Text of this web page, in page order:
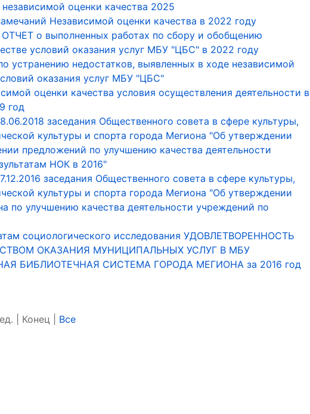
оценки качества 2025
Независимой оценки качества в 2022 году
о выполненных работах по сбору и обобщению
условий оказания услуг МБУ "ЦБС" в 2022 году
устранению недостатков, выявленных в ходе независимой
оказания услуг МБУ "ЦБС"
оценки качества условия осуществления деятельности в
год
заседания Общественного совета в сфере культуры,
культуры и спорта города Мегиона "Об утверждении
предложений по улучшению качества деятельности
НОК в 2016"
заседания Общественного совета в сфере культуры,
культуры и спорта города Мегиона "Об утверждении
по улучшению качества деятельности учреждений по
социологического исследования УДОВЛЕТВОРЕННОСТЬ
ОКАЗАНИЯ МУНИЦИПАЛЬНЫХ УСЛУГ В МБУ
БИБЛИОТЕЧНАЯ СИСТЕМА ГОРОДА МЕГИОНА за 2016 год
| Конец Все